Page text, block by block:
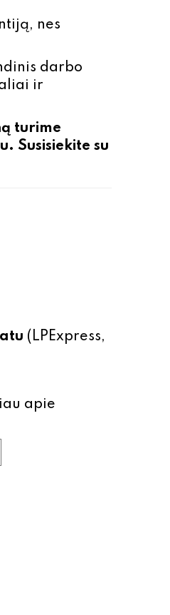
nes
darbo
ir
turime
Susisiekite su
(LPExpress,
apie